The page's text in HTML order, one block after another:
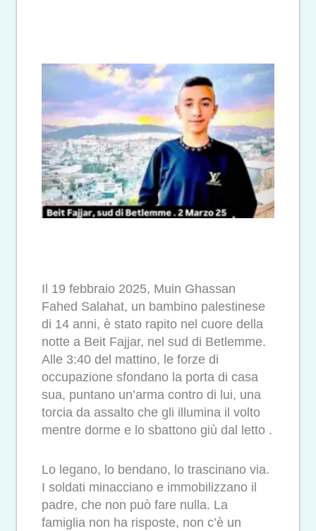
Il 19 febbraio 2025, Muin Ghassan
Fahed Salahat, un bambino palestinese
di 14 anni, è stato rapito nel cuore della
notte a Beit Fajjar, nel sud di Betlemme.
Alle 3:40 del mattino, le forze di
occupazione sfondano la porta di casa
sua, puntano un’arma contro di lui, una
torcia da assalto che gli illumina il volto
mentre dorme e lo sbattono giù dal letto .
Lo legano, lo bendano, lo trascinano via.
I soldati minacciano e immobilizzano il
padre, che non può fare nulla. La
famiglia non ha risposte, non c’è un